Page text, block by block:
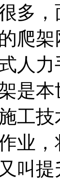
多
爬
人
是
工
业
叫